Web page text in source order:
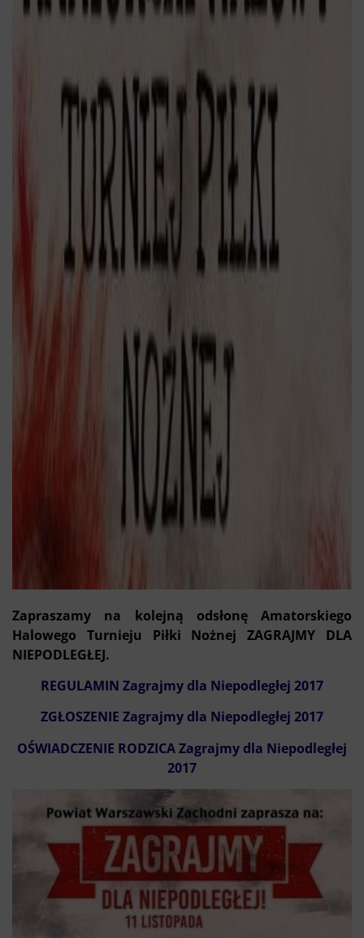
Zapraszamy na kolejną odsłonę Amatorskiego
Halowego Turnieju Piłki Nożnej ZAGRAJMY DLA
NIEPODLEGŁEJ.
REGULAMIN Zagrajmy dla Niepodległej 2017
ZGŁOSZENIE Zagrajmy dla Niepodległej 2017
OŚWIADCZENIE RODZICA Zagrajmy dla Niepodległej
2017